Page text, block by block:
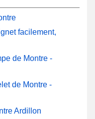
facilement,
de Montre -
de Montre -
Ardillon